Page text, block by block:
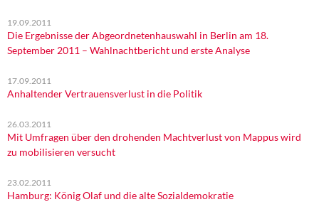
19.09.2011
Die Ergebnisse der Abgeordnetenhauswahl in Berlin am 18.
September 2011 – Wahlnachtbericht und erste Analyse
17.09.2011
Anhaltender Vertrauensverlust in die Politik
26.03.2011
Mit Umfragen über den drohenden Machtverlust von Mappus wird
zu mobilisieren versucht
23.02.2011
Hamburg: König Olaf und die alte Sozialdemokratie